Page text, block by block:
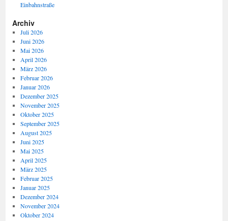
Einbahnstraße
Archiv
Juli 2026
Juni 2026
Mai 2026
April 2026
März 2026
Februar 2026
Januar 2026
Dezember 2025
November 2025
Oktober 2025
September 2025
August 2025
Juni 2025
Mai 2025
April 2025
März 2025
Februar 2025
Januar 2025
Dezember 2024
November 2024
Oktober 2024